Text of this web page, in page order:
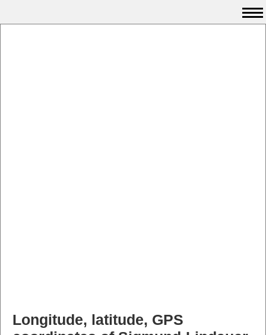
Longitude, latitude, GPS